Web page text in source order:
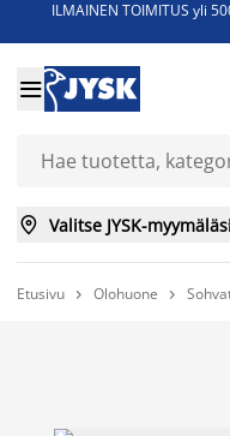
ILMAINEN TOIMITUS yli

 Valitse JYSK-
Etusivu  Olohuone 